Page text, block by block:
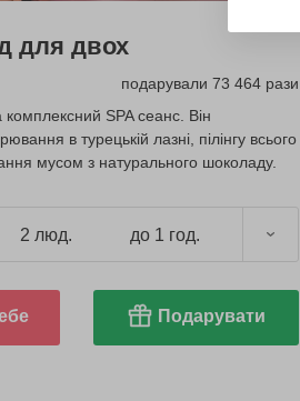
для двох
подарували 73 464 рази
комплексний SPA сеанс. Він
в турецькій лазні, пілінгу всього
мусом з натурального шоколаду.
2 люд. до 1 год.
Подарувати